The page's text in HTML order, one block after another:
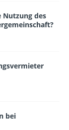
Nutzung des
bei